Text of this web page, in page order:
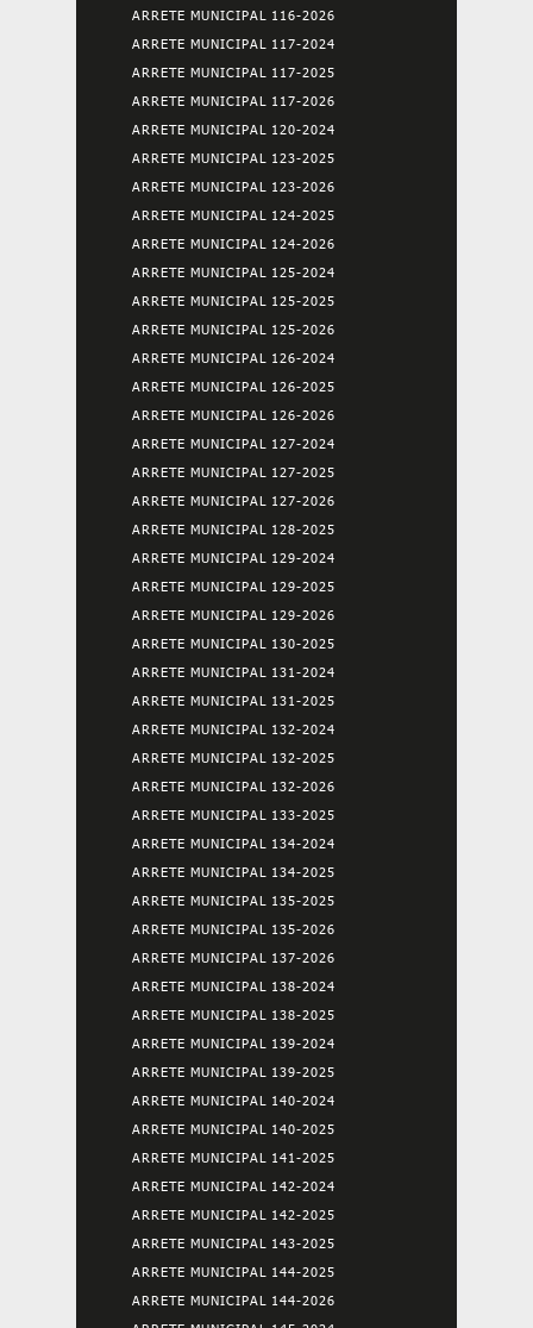
ARRETE MUNICIPAL 116-2026
ARRETE MUNICIPAL 117-2024
ARRETE MUNICIPAL 117-2025
ARRETE MUNICIPAL 117-2026
ARRETE MUNICIPAL 120-2024
ARRETE MUNICIPAL 123-2025
ARRETE MUNICIPAL 123-2026
ARRETE MUNICIPAL 124-2025
ARRETE MUNICIPAL 124-2026
ARRETE MUNICIPAL 125-2024
ARRETE MUNICIPAL 125-2025
ARRETE MUNICIPAL 125-2026
ARRETE MUNICIPAL 126-2024
ARRETE MUNICIPAL 126-2025
ARRETE MUNICIPAL 126-2026
ARRETE MUNICIPAL 127-2024
ARRETE MUNICIPAL 127-2025
ARRETE MUNICIPAL 127-2026
ARRETE MUNICIPAL 128-2025
ARRETE MUNICIPAL 129-2024
ARRETE MUNICIPAL 129-2025
ARRETE MUNICIPAL 129-2026
ARRETE MUNICIPAL 130-2025
ARRETE MUNICIPAL 131-2024
ARRETE MUNICIPAL 131-2025
ARRETE MUNICIPAL 132-2024
ARRETE MUNICIPAL 132-2025
ARRETE MUNICIPAL 132-2026
ARRETE MUNICIPAL 133-2025
ARRETE MUNICIPAL 134-2024
ARRETE MUNICIPAL 134-2025
ARRETE MUNICIPAL 135-2025
ARRETE MUNICIPAL 135-2026
ARRETE MUNICIPAL 137-2026
ARRETE MUNICIPAL 138-2024
ARRETE MUNICIPAL 138-2025
ARRETE MUNICIPAL 139-2024
ARRETE MUNICIPAL 139-2025
ARRETE MUNICIPAL 140-2024
ARRETE MUNICIPAL 140-2025
ARRETE MUNICIPAL 141-2025
ARRETE MUNICIPAL 142-2024
ARRETE MUNICIPAL 142-2025
ARRETE MUNICIPAL 143-2025
ARRETE MUNICIPAL 144-2025
ARRETE MUNICIPAL 144-2026